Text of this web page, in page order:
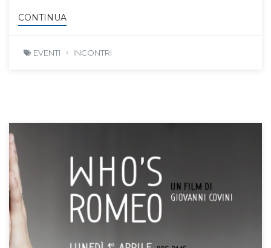
CONTINUA
EVENTI INCONTRI